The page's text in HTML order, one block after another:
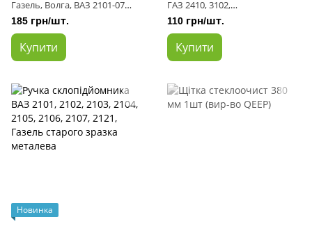
Газель, Волга, ВАЗ 2101-07
(Внутрішня різьба) з ключем
старого зразка (пластмаса)
(пр-
185 грн/шт.
Купити
ГАЗ 2410, 3102,
31029,3110,31105, ВАЗ 2101-07
класика 15"380 мм 1 шт (пр-во
TEMPEST)
110 грн/шт.
Купити
Новинка